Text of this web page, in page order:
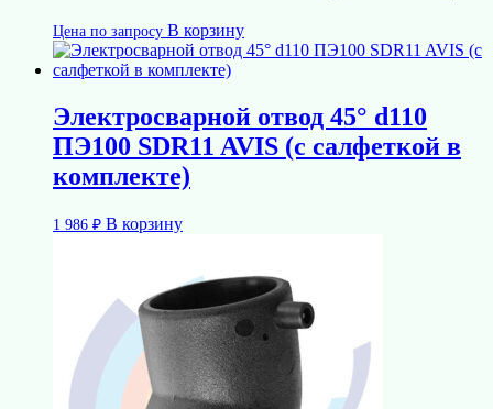
Цена по запросу В корзину
Электросварной отвод 45° d110
ПЭ100 SDR11 AVIS (с салфеткой в
комплекте)
1 986 ₽ В корзину